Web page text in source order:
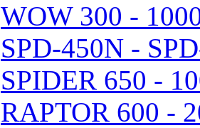
WOW 300 -
SPD-450N -
SPIDER 650 -
RAPTOR 600 -